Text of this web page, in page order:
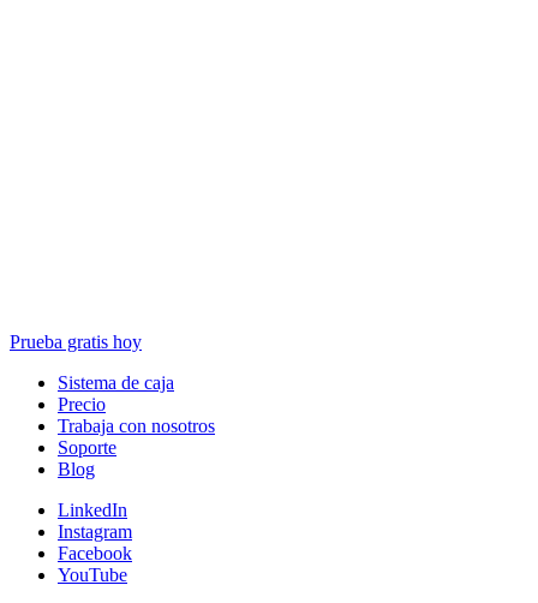
Prueba gratis hoy
Sistema de caja
Precio
Trabaja con nosotros
Soporte
Blog
LinkedIn
Instagram
Facebook
YouTube